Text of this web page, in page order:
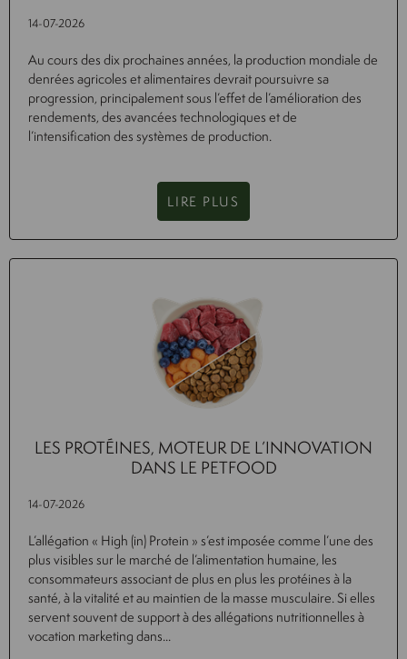
14-07-2026
Au cours des dix prochaines années, la production mondiale de
denrées agricoles et alimentaires devrait poursuivre sa
progression, principalement sous l’effet de l’amélioration des
rendements, des avancées technologiques et de
l’intensification des systèmes de production.
LIRE PLUS
LES PROTÉINES, MOTEUR DE L’INNOVATION
DANS LE PETFOOD
14-07-2026
L’allégation « High (in) Protein » s’est imposée comme l’une des
plus visibles sur le marché de l’alimentation humaine, les
consommateurs associant de plus en plus les protéines à la
santé, à la vitalité et au maintien de la masse musculaire. Si elles
servent souvent de support à des allégations nutritionnelles à
vocation marketing dans...